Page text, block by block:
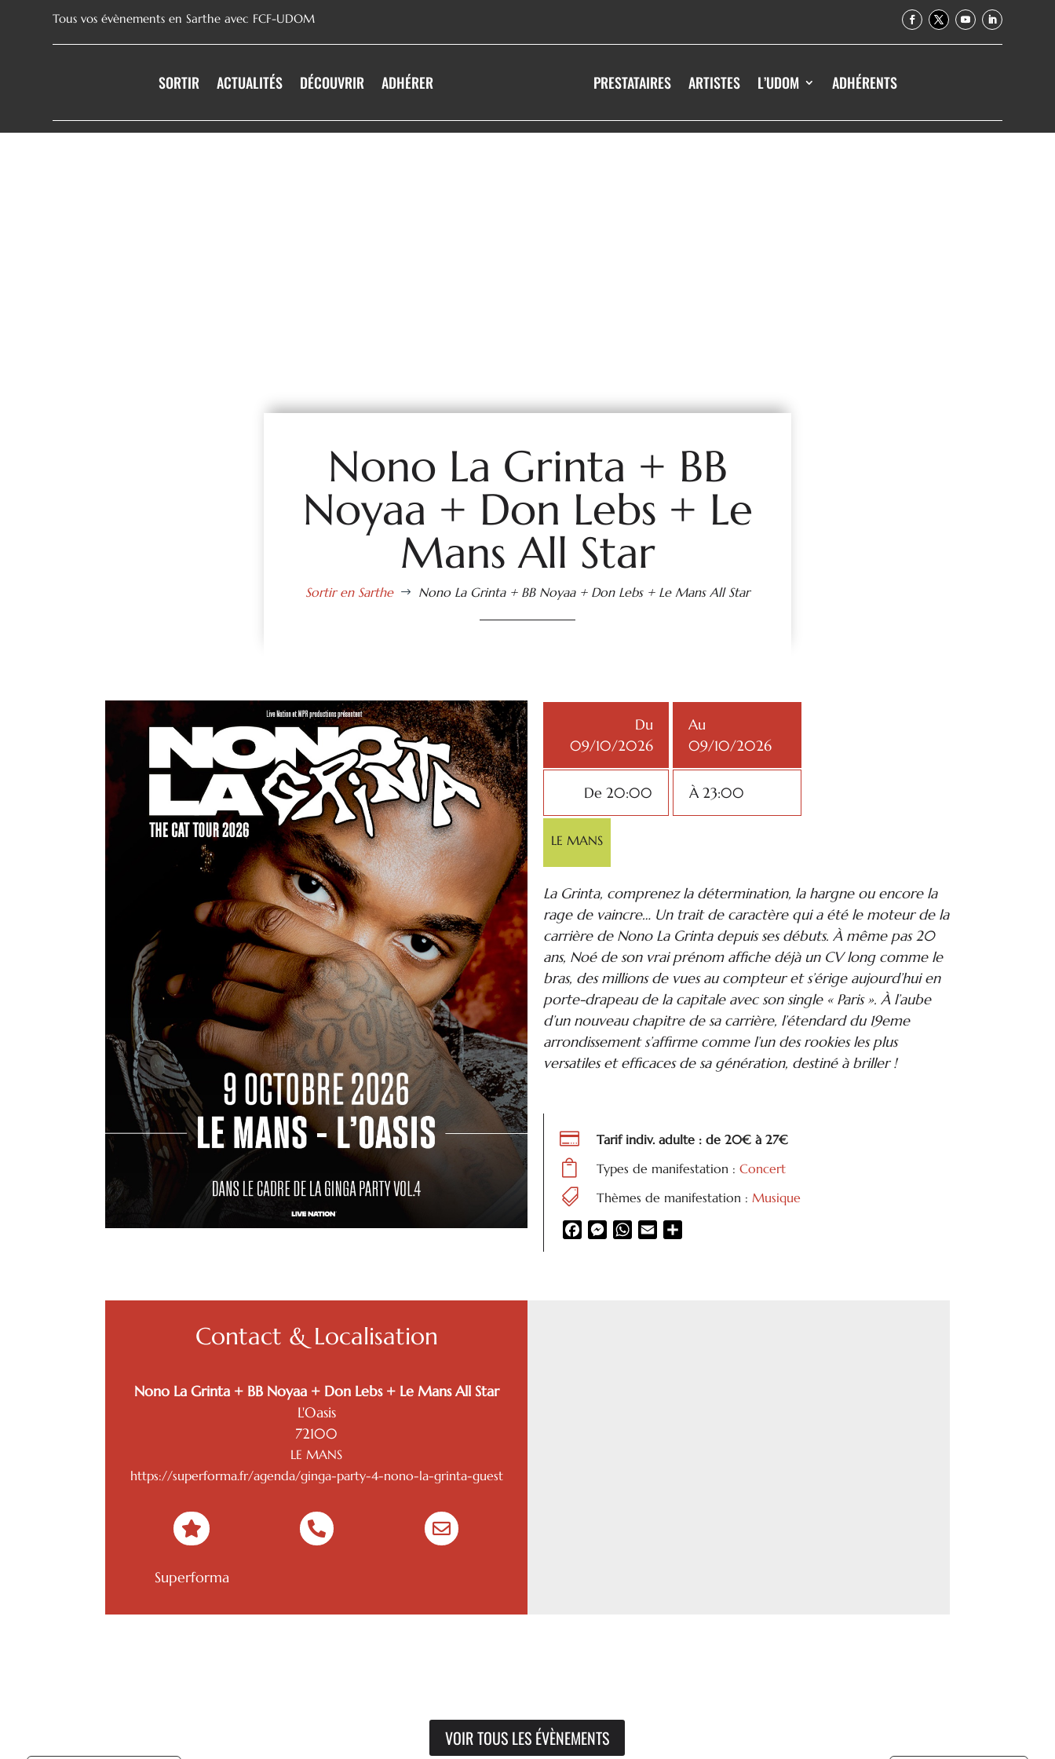
Tous vos évènements en Sarthe avec FCF-UDOM
SORTIR ACTUALITÉS DÉCOUVRIR ADHÉRER PRESTATAIRES ARTISTES L’UDOM ADHÉRENTS
Nono La Grinta + BB
Noyaa + Don Lebs + Le
Mans All Star
Sortir en Sarthe $ Nono La Grinta + BB Noyaa + Don Lebs + Le Mans All Star
Du
09/10/2026
Au
09/10/2026
De 20:00 À 23:00
LE MANS
La Grinta, comprenez la détermination, la hargne ou encore la
rage de vaincre… Un trait de caractère qui a été le moteur de la
carrière de Nono La Grinta depuis ses débuts. À même pas 20
ans, Noé de son vrai prénom affiche déjà un CV long comme le
bras, des millions de vues au compteur et s’érige aujourd’hui en
porte-drapeau de la capitale avec son single « Paris ». À l’aube
d’un nouveau chapitre de sa carrière, l’étendard du 19eme
arrondissement s’affirme comme l’un des rookies les plus
versatiles et efficaces de sa génération, destiné à briller !
 Tarif indiv. adulte : de 20€ à 27€
 Types de manifestation :Concert
 Thèmes de manifestation :Musique
FacebookMessenger
WhatsApp
Email
Contact & Localisation
Nono La Grinta + BB Noyaa + Don Lebs + Le Mans All Star
L'Oasis
72100
LE MANS
https://superforma.fr/agenda/ginga-party-4-nono-la-grinta-guest

Superforma
 
VOIR TOUS LES ÉVÈNEMENTS